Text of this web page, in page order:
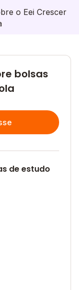
o Eei Crescer
bolsas
de estudo